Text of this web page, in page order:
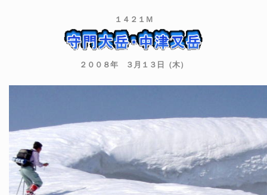
１４２１Ｍ
２００８年 ３月１３日（木）